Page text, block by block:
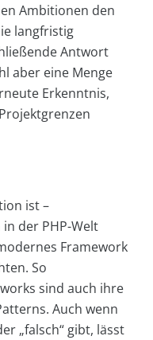
Ambitionen den
langfristig
Antwort
aber eine Menge
Erkenntnis,
ist –
der PHP-Welt
Framework
So
sind auch ihre
Auch wenn
„falsch“ gibt, lässt